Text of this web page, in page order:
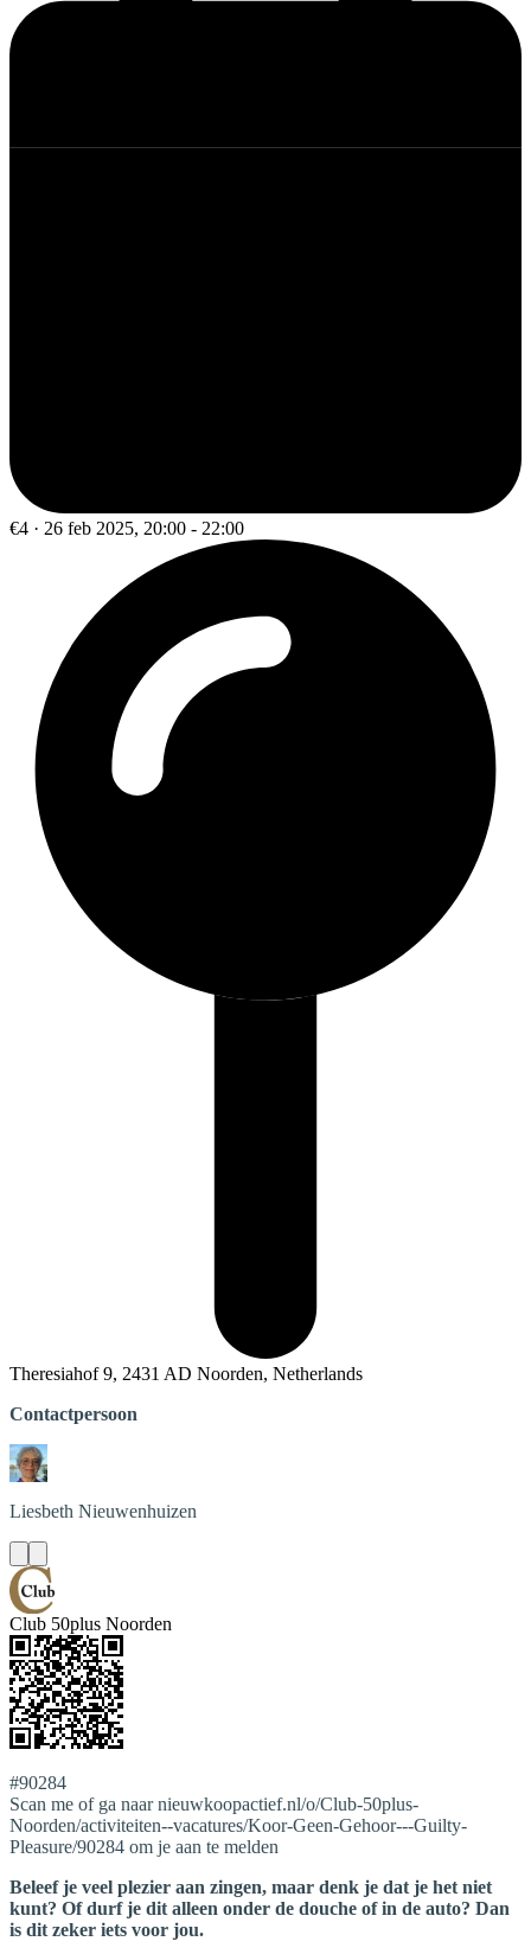
€4 · 26 feb 2025, 20:00 - 22:00
Theresiahof 9, 2431 AD Noorden, Netherlands
Contactpersoon
Liesbeth Nieuwenhuizen
Club 50plus Noorden
#90284
Scan me of ga naar nieuwkoopactief.nl/o/Club-50plus-
Noorden/activiteiten--vacatures/Koor-Geen-Gehoor---Guilty-
Pleasure/90284 om je aan te melden
Beleef je veel plezier aan zingen, maar denk je dat je het niet
kunt? Of durf je dit alleen onder de douche of in de auto? Dan
is dit zeker iets voor jou.